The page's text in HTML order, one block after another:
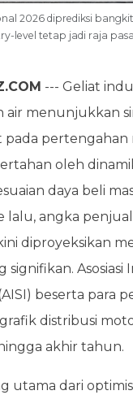
2026 diprediksi
level tetap jadi raja
--- Geliat
air menunjukkan
pertengahan
oleh
daya beli
lalu, angka
diproyeksikan
signifikan. Asosiasi
beserta para
distribusi
akhir tahun.
utama dari